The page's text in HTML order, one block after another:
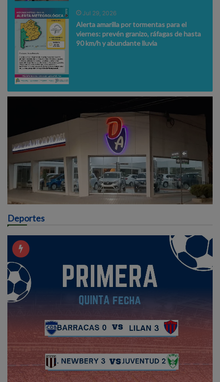
Jul 29, 2026
Alerta amarilla por tormentas para el
viernes: prevén granizo, ráfagas de hasta
90 km/h y abundante lluvia
Deportes